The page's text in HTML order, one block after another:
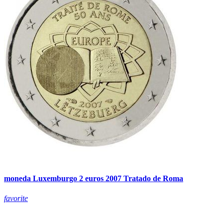
moneda Luxemburgo 2 euros 2007 Tratado de Roma
favorite